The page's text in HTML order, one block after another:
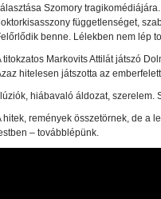
Szomory
függetlenséget,
benne. Lélekben nem lép
titokzatos Markovits Attilát játszó
hitelesen játszotta az
Illúziók, hiábavaló áldozat,
hitek, remények összetörnek, de a
– továbblépünk.